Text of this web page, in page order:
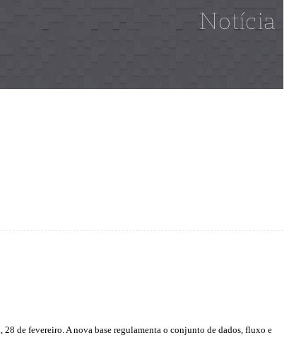
Notícia
de fevereiro. A nova base regulamenta o conjunto de dados, fluxo e